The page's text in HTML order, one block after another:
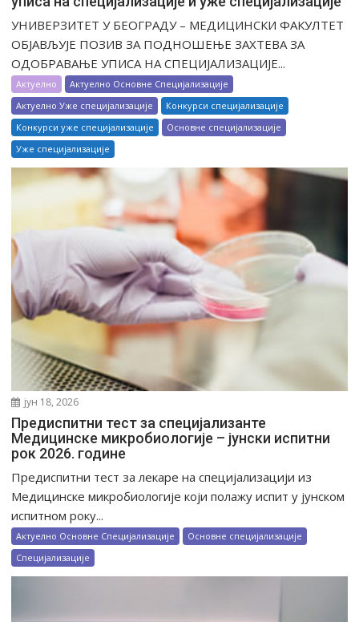
УНИВЕРЗИТЕТ У БЕОГРАДУ – МЕДИЦИНСКИ ФАКУЛТЕТ
ОБЈАВЉУЈЕ ПОЗИВ ЗА ПОДНОШЕЊЕ ЗАХТЕВА ЗА
ОДОБРАВАЊЕ УПИСА НА СПЕЦИЈАЛИЗАЦИЈЕ...
Актуелно
Актуелно Основне Специјализације
Актуелно Уже специјализације
Конкурси специјализације
Конкурси уже специјализације
Основне специјализације
Уже специјализације
јун 18, 2026
Предиспитни тест за специјализанте
Медицинске микробиологије – jунски испитни
рок 2026. године
Предиспитни тест за лекаре на специјализацији из
Медицинске микробиологије који полажу испит у јунском
испитном року...
Актуелно Основне Специјализације
Основне специјализације
Специјализације